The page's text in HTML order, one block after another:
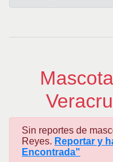
Sin reportes de
Reyes. Reportar y
Encontrada"